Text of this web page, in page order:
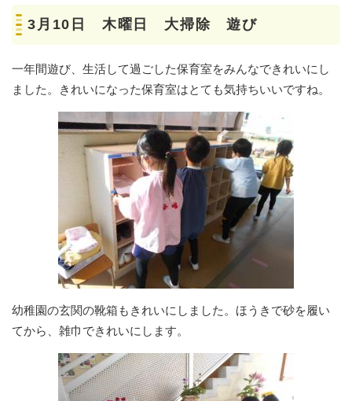
3月10日 木曜日 大掃除 遊び
一年間遊び、生活して過ごした保育室をみんなできれいにし
ました。きれいになった保育室はとても気持ちいいですね。
幼稚園の玄関の靴箱もきれいにしました。ほうきで砂を履い
てから、雑巾できれいにします。